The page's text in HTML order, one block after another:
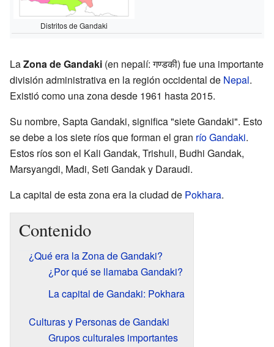
Distritos de Gandaki
LaZona de Gandaki (en nepalí: गण्डकी) fue una importante
división administrativa en la región occidental de Nepal.
Existió como una zona desde 1961 hasta 2015.
Su nombre, Sapta Gandaki, significa "siete Gandaki". Esto
se debe a los siete ríos que forman el gran río Gandaki.
Estos ríos son el Kali Gandak, Trishuli, Budhi Gandak,
Marsyangdi, Madi, Seti Gandak y Daraudi.
La capital de esta zona era la ciudad de Pokhara.
Contenido
¿Qué era la Zona de Gandaki?
¿Por qué se llamaba Gandaki?
La capital de Gandaki: Pokhara
Culturas y Personas de Gandaki
Grupos culturales importantes